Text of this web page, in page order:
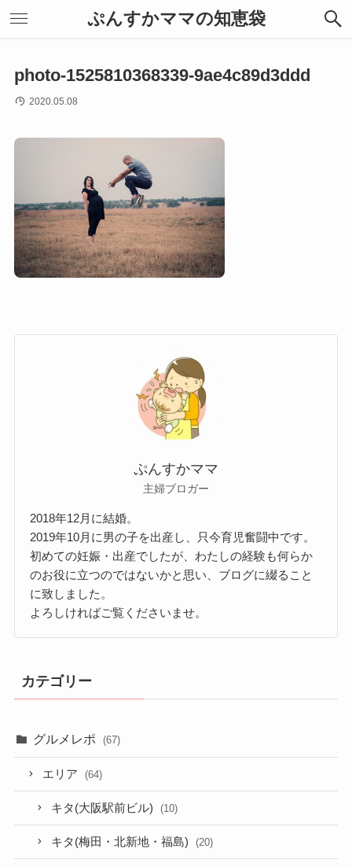
ぷんすかママの知恵袋
photo-1525810368339-9ae4c89d3ddd
2020.05.08
ぷんすかママ
主婦ブロガー
2018年12月に結婚。
2019年10月に男の子を出産し、只今育児奮闘中です。
初めての妊娠・出産でしたが、わたしの経験も何らか
のお役に立つのではないかと思い、ブログに綴ること
に致しました。
よろしければご覧くださいませ。
カテゴリー
グルメレポ (67)
エリア (64)
キタ(大阪駅前ビル) (10)
キタ(梅田・北新地・福島) (20)